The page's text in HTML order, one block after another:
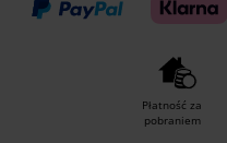
Płatność za
pobraniem